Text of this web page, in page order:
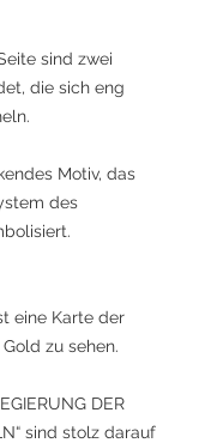
sind zwei
die sich eng
Motiv, das
des
eine Karte der
zu sehen.
DER
sind stolz darauf